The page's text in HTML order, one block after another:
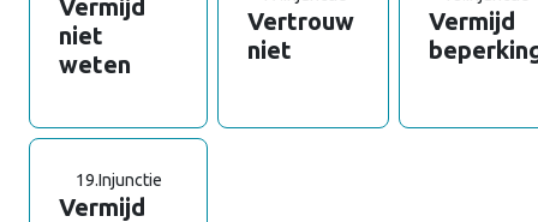
Vermijd
niet
weten
Vertrouw
niet
Vermijd
19.Injunctie
Vermijd